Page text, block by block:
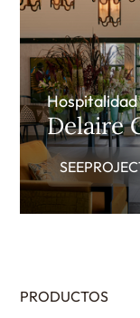
Hospitalidad
Delaire
PRODUCTOS